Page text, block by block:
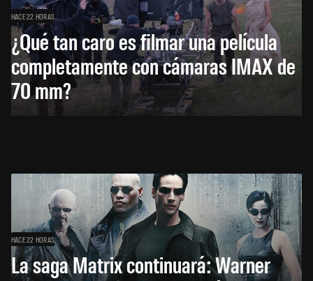
HACE 22 HORAS
¿Qué tan caro es filmar una película
completamente con cámaras IMAX de
70 mm?
HACE 22 HORAS
La saga Matrix continuará: Warner